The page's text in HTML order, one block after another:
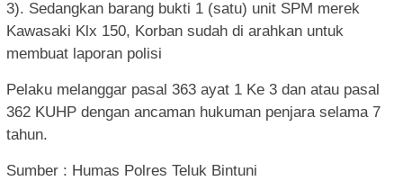
3). Sedangkan barang bukti 1 (satu) unit SPM merek
Kawasaki Klx 150, Korban sudah di arahkan untuk
membuat laporan polisi
Pelaku melanggar pasal 363 ayat 1 Ke 3 dan atau pasal
362 KUHP dengan ancaman hukuman penjara selama 7
tahun.
Sumber : Humas Polres Teluk Bintuni